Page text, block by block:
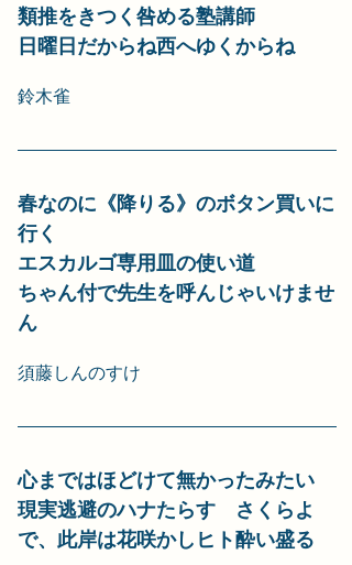
類推をきつく咎める塾講師
日曜日だからね西へゆくからね
鈴木雀
春なのに《降りる》のボタン買いに
行く
エスカルゴ専用皿の使い道
ちゃん付で先生を呼んじゃいけませ
ん
須藤しんのすけ
心まではほどけて無かったみたい
現実逃避のハナたらす　さくらよ
で、此岸は花咲かしヒト酔い盛る